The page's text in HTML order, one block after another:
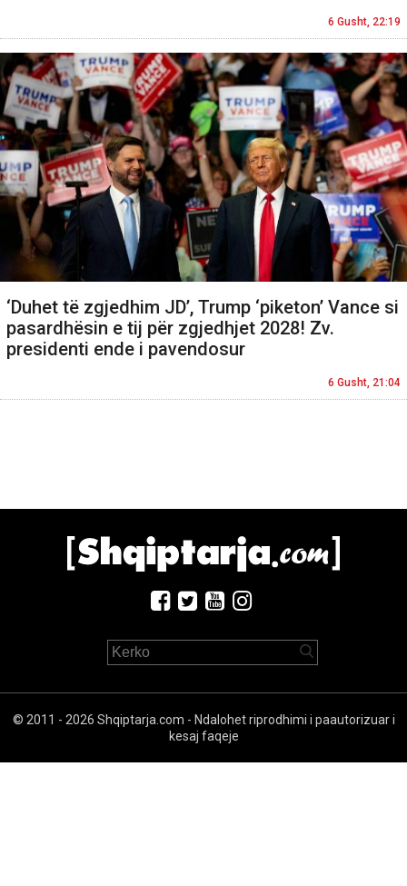
6 Gusht, 22:19
‘Duhet të zgjedhim JD’, Trump ‘piketon’ Vance si
pasardhësin e tij për zgjedhjet 2028! Zv.
presidenti ende i pavendosur
6 Gusht, 21:04
© 2011 - 2026 Shqiptarja.com - Ndalohet riprodhimi i paautorizuar i
kesaj faqeje